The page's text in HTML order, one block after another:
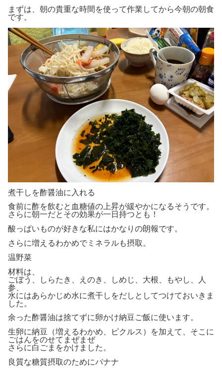
まずは、朝の貴重な時間を使って作業してから今朝の朝食
です。
煮干しを酢醤油に入れる
食前に酢を飲むと血糖値の上昇が緩やかになるそうです。
さらに朝一だとその効果が一日持つとも！
酸っぱいものが好きな私にはかなりの朗報です。
さらに増えるわかめでミネラルも摂取。
温野菜
材料は、
ごぼう、しらたき、えのき、しめじ、大根、もやし、人
参、
水にはあらかじめ水に煮干しをだしとしてつけておいきま
した。
余った酢醤油は捨てずに卵かけ納豆ご飯に使います。
生卵に納豆（増えるわかめ、ピクルス）を加えて、そこに
ごはんをのせてまぜまぜ
さらに白ごまをかけました。
良質な糖質摂取のためにバナナ